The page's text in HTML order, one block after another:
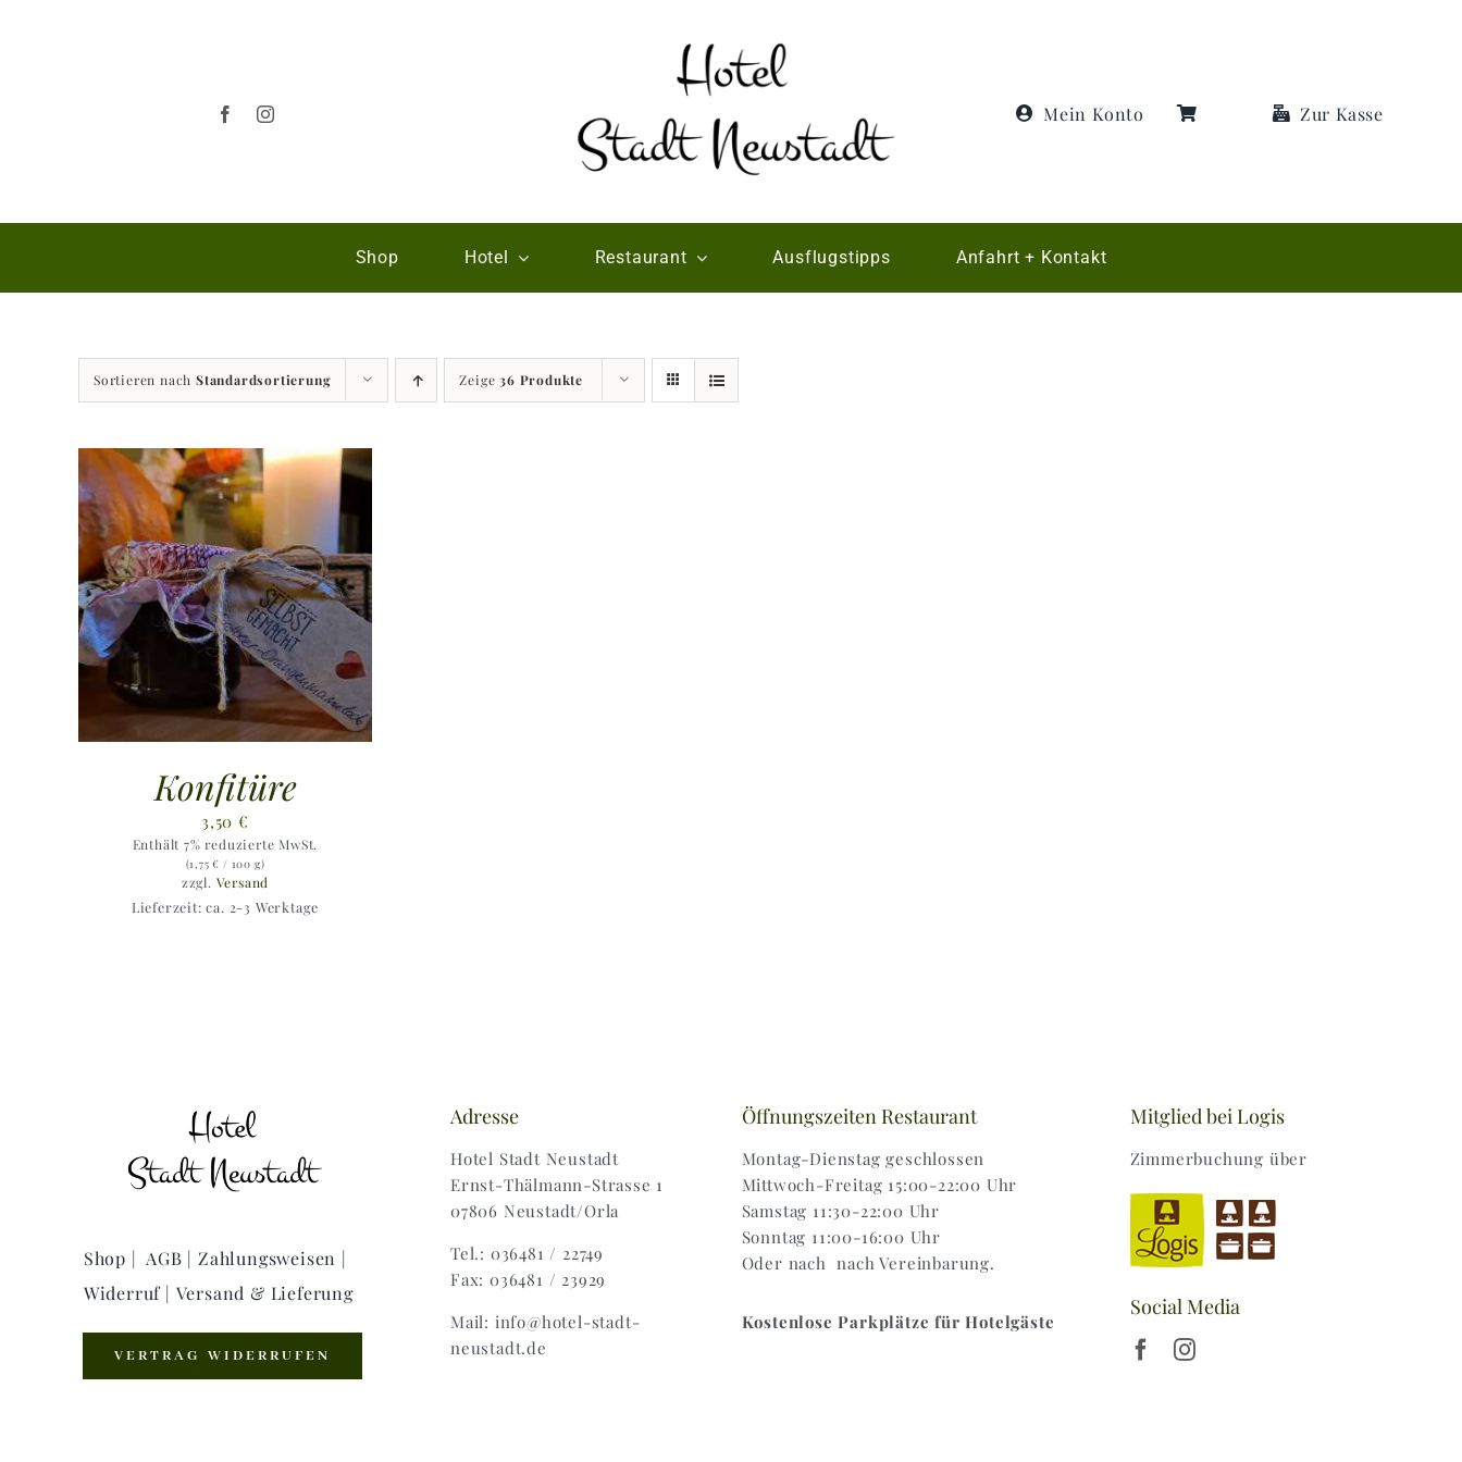
Mein Konto Zur Kasse
Shop Hotel Restaurant Ausflugstipps Anfahrt + Kontakt
Sortieren nach Standardsortierung Zeige36 Produkte
Konfitüre
3,50€
Enthält 7% reduzierte MwSt.
(1,75€ / 100 g)
zzgl. Versand
Lieferzeit: ca. 2-3 Werktage
Shop | AGB | Zahlungsweisen |
Widerruf | Versand & Lieferung
VERTRAG WIDERRUFEN
Adresse
Hotel Stadt Neustadt
Ernst-Thälmann-Strasse 1
07806 Neustadt/Orla
Tel.: 036481 / 22749
Fax: 036481 / 23929
Mail: info@hotel-stadt-
neustadt.de
Öffnungszeiten Restaurant
Montag-Dienstag geschlossen
Mittwoch-Freitag 15:00-22:00 Uhr
Samstag 11:30-22:00 Uhr
Sonntag 11:00-16:00 Uhr
Oder nach nach Vereinbarung.
Kostenlose Parkplätze für Hotelgäste
Mitglied bei Logis
Zimmerbuchung über
Social Media